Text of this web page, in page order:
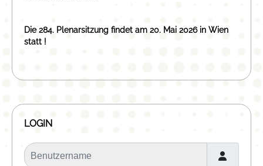
Die 284. Plenarsitzung findet am 20. Mai 2026 in Wien
statt !
LOGIN
Benutzername